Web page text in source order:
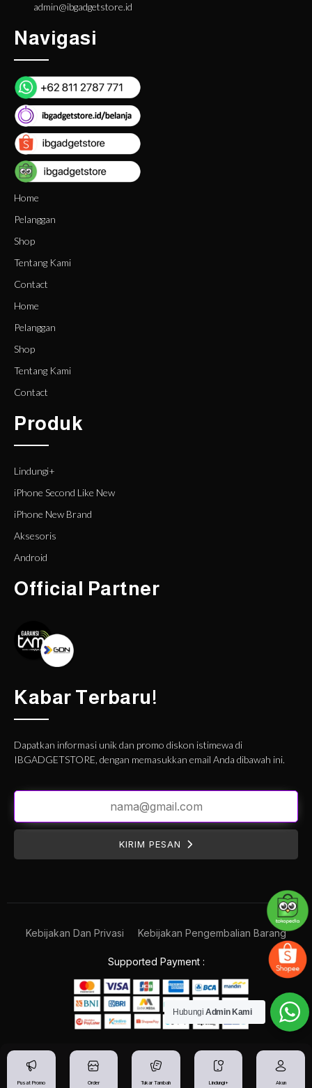
admin@ibgadgetstore.id
Navigasi
Home
Pelanggan
Shop
Tentang Kami
Contact
Home
Pelanggan
Shop
Tentang Kami
Contact
Produk
Lindungi+
iPhone Second Like New
iPhone New Brand
Aksesoris
Android
Official Partner
Kabar Terbaru!
Dapatkan informasi unik dan promo diskon istimewa di
IBGADGETSTORE, dengan memasukkan email Anda dibawah ini.
KIRIM PESAN
Supported Payment :
Kebijakan Dan Privasi Kebijakan Pengembalian Barang
Pusat Promo Order Tukar Tambah Lindungi+ Akun
Hubungi Admin Kami